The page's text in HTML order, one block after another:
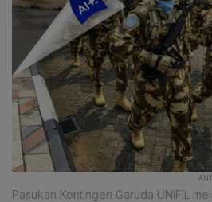
Pasukan Kontingen Garuda UNIFIL